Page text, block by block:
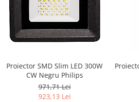
Proiector SMD Slim LED 300W
CW Negru Philips
971,71 Lei
923,13 Lei